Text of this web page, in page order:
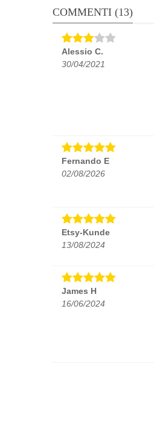
COMMENTI (13)
Alessio C.
30/04/2021
Fernando E
02/08/2026
Etsy-Kunde
13/08/2024
James H
16/06/2024